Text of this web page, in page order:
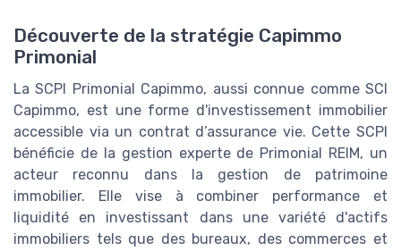
Découverte de la stratégie Capimmo
Primonial
La SCPI Primonial Capimmo, aussi connue comme SCI
Capimmo, est une forme d'investissement immobilier
accessible via un contrat d’assurance vie. Cette SCPI
bénéficie de la gestion experte de Primonial REIM, un
acteur reconnu dans la gestion de patrimoine
immobilier. Elle vise à combiner performance et
liquidité en investissant dans une variété d'actifs
immobiliers tels que des bureaux, des commerces et